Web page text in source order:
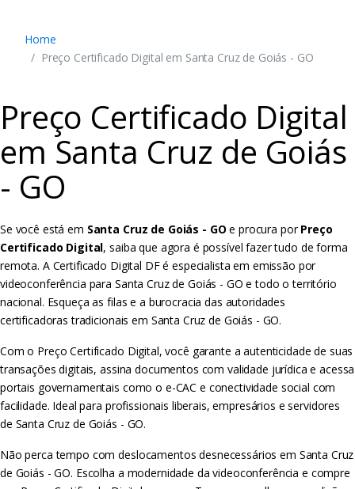
Home
Preço Certificado Digital em Santa Cruz de Goiás - GO
Preço Certificado Digital
em Santa Cruz de Goiás
- GO
Se você está em Santa Cruz de Goiás - GO e procura porPreço
Certificado Digital, saiba que agora é possível fazer tudo de forma
remota. A Certificado Digital DF é especialista em emissão por
videoconferência para Santa Cruz de Goiás - GO e todo o território
nacional. Esqueça as filas e a burocracia das autoridades
certificadoras tradicionais em Santa Cruz de Goiás - GO.
Com o Preço Certificado Digital, você garante a autenticidade de suas
transações digitais, assina documentos com validade jurídica e acessa
portais governamentais como o e-CAC e conectividade social com
facilidade. Ideal para profissionais liberais, empresários e servidores
de Santa Cruz de Goiás - GO.
Não perca tempo com deslocamentos desnecessários em Santa Cruz
de Goiás - GO. Escolha a modernidade da videoconferência e compre